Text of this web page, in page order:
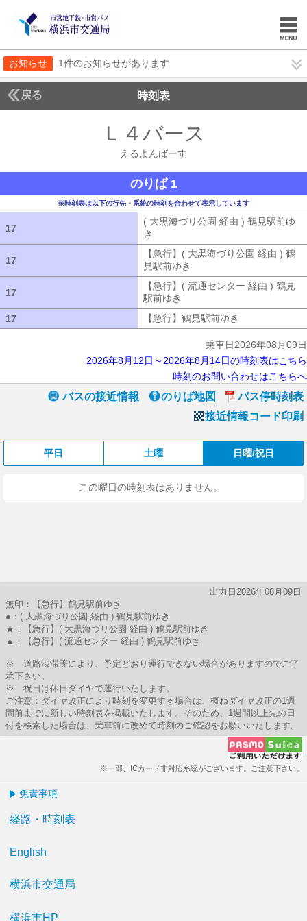
お知らせ 1件のお知らせがあります
戻る 時刻表
Ｌ４バース
えるよんばーす
のりば 1
※時刻表は以下の行先・系統の時刻を合わせて表示しています
17
( 大黒海づり公園 経由 ) 鶴見駅前ゆ
き
17
【急行】( 大黒海づり公園 経由 ) 鶴
見駅前ゆき
17
【急行】( 流通センター 経由 ) 鶴見
駅前ゆき
17
【急行】鶴見駅前ゆき
乗車日2026年08月09日
2026年8月12日～2026年8月14日の時刻表はこちら
時刻のお問い合わせはこちらへ
バスの接近情報 のりば地図
バス停時刻表
接近情報コード印刷
平日 土曜 日曜/祝日
この曜日の時刻表はありません。
出力日2026年08月09日
無印：【急行】鶴見駅前ゆき
●：( 大黒海づり公園 経由 ) 鶴見駅前ゆき
★：【急行】( 大黒海づり公園 経由 ) 鶴見駅前ゆき
▲：【急行】( 流通センター 経由 ) 鶴見駅前ゆき
※ 道路渋滞等により、予定どおり運行できない場合がありますのでご了
承下さい。
※ 祝日は休日ダイヤで運行いたします。
ご注意：ダイヤ改正により時刻を変更する場合は、概ねダイヤ改正の1週
間前までに新しい時刻表を掲載いたします。そのため、1週間以上先の日
付を検索した場合は、乗車前に改めて時刻のご確認をお願いいたします。
※一部、ICカード非対応系統がございます。ご注意下さい。
免責事項
経路・時刻表
English
横浜市交通局
横浜市HP